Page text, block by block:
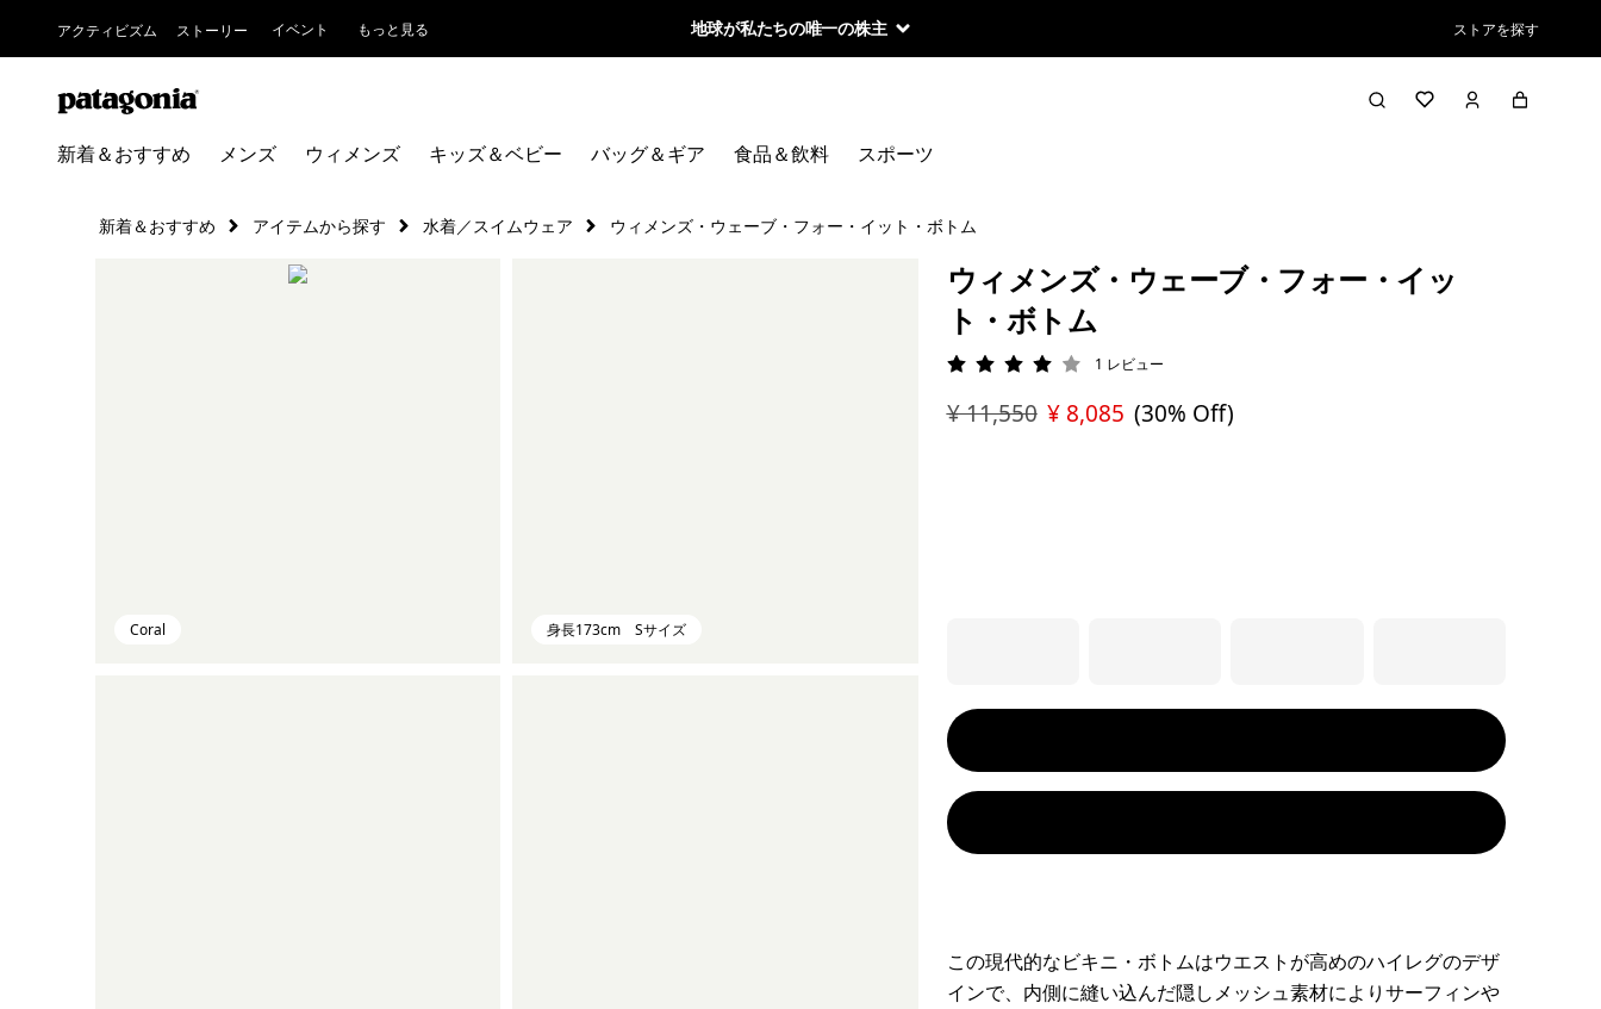
アクティビズム ストーリー イベント もっと見る 地球が私たちの唯一の株主 ストアを探す
新着＆おすすめ メンズ ウィメンズ キッズ＆ベビー バッグ＆ギア 食品＆飲料 スポーツ
新着＆おすすめ アイテムから探す 水着／スイムウェア ウィメンズ・ウェーブ・フォー・イット・ボトム
Coral 身長173cm Sサイズ
ウィメンズ・ウェーブ・フォー・イッ
ト・ボトム
評価: 4 / 5 1 レビュー
¥ 11,550 ¥ 8,085 (30% Off)
この現代的なビキニ・ボトムはウエストが高めのハイレグのデザ
インで、内側に縫い込んだ隠しメッシュ素材によりサーフィンや